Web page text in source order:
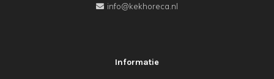
info@kekhoreca.nl
Informatie